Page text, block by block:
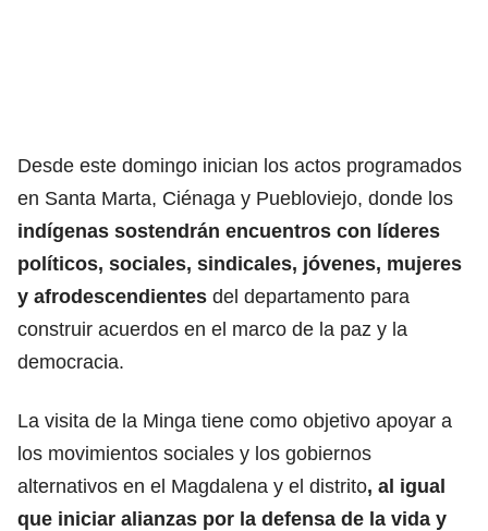
Desde este domingo inician los actos programados
en Santa Marta, Ciénaga y Puebloviejo, donde los
indígenas sostendrán encuentros con líderes
políticos, sociales, sindicales, jóvenes, mujeres
y afrodescendientes del departamento para
construir acuerdos en el marco de la paz y la
democracia.
La visita de la Minga tiene como objetivo apoyar a
los movimientos sociales y los gobiernos
alternativos en el Magdalena y el distrito, al igual
que iniciar alianzas por la defensa de la vida y